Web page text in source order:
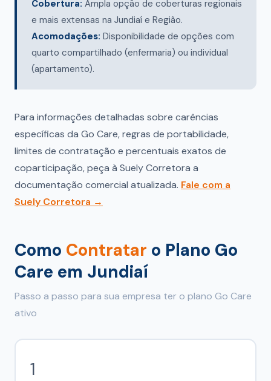
Cobertura: Ampla opção de coberturas regionais
e mais extensas na Jundiaí e Região.
Acomodações: Disponibilidade de opções com
quarto compartilhado (enfermaria) ou individual
(apartamento).
Para informações detalhadas sobre carências
específicas da Go Care, regras de portabilidade,
limites de contratação e percentuais exatos de
coparticipação, peça à Suely Corretora a
documentação comercial atualizada. Fale com a
Suely Corretora →
Como Contratar o Plano Go
Care em Jundiaí
Passo a passo para sua empresa ter o plano Go Care
ativo
1